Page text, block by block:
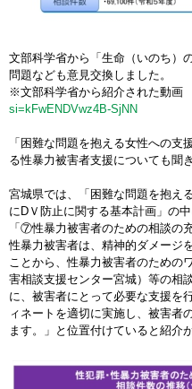
文部科学省から「生命（いのち）
問題なども意見交換しました。
※文部科学省から紹介された動画
si=kFwENDVwz4B-SjNN
「困難な問題を抱える女性への
る性暴力被害者支援についても聞
宮城県では、「困難な問題を抱え
にDＶ防止に関する基本計画」の中
「⑦性暴力被害者のための相談の
性暴力被害者は、精神的ダメージ
ことから、性暴力被害者のための
害相談支援センター宮城）等の相
に、被害者にとって必要な支援を
ィネートを適切に実施し、被害者
ます。」と位置付けていると紹介